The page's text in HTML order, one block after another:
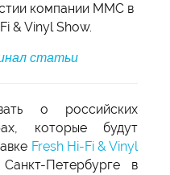
компании MMC в
& Vinyl Show.
статьи
о российских
которые будут
Fresh Hi-Fi & Vinyl
Петербурге в